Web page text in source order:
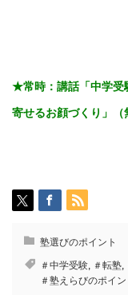
★常時：講話「中学受
寄せるお顔づくり」（
塾選びのポイント
＃中学受験, ＃転塾,
＃塾えらびのポイン